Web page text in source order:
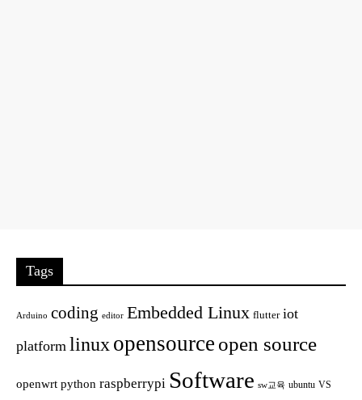
Tags
Arduino coding editor Embedded Linux flutter iot
platform linux opensource open source
openwrt python raspberrypi Software sw교육 ubuntu VS